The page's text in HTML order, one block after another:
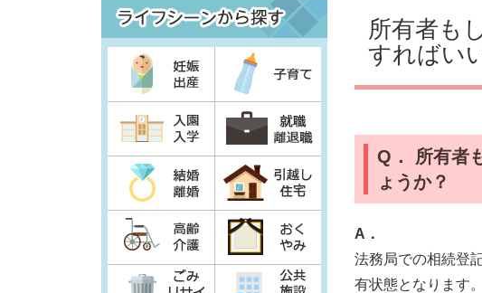
所有者も
すればい
Q．
所有者
ょうか？
A．
法務局での相続登
有状態となります。